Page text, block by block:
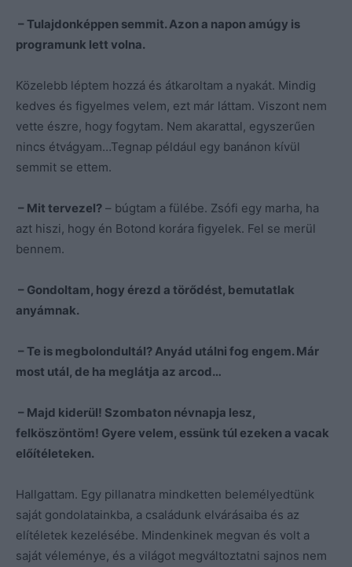
– Tulajdonképpen semmit. Azon a napon amúgy is
programunk lett volna.
Közelebb léptem hozzá és átkaroltam a nyakát. Mindig
kedves és figyelmes velem, ezt már láttam. Viszont nem
vette észre, hogy fogytam. Nem akarattal, egyszerűen
nincs étvágyam…Tegnap például egy banánon kívül
semmit se ettem.
– Mit tervezel? – búgtam a fülébe. Zsófi egy marha, ha
azt hiszi, hogy én Botond korára figyelek. Fel se merül
bennem.
– Gondoltam, hogy érezd a törődést, bemutatlak
anyámnak.
– Te is megbolondultál? Anyád utálni fog engem. Már
most utál, de ha meglátja az arcod…
– Majd kiderül! Szombaton névnapja lesz,
felköszöntöm! Gyere velem, essünk túl ezeken a vacak
előítéleteken.
Hallgattam. Egy pillanatra mindketten belemélyedtünk
saját gondolatainkba, a családunk elvárásaiba és az
elítéletek kezelésébe. Mindenkinek megvan és volt a
saját véleménye, és a világot megváltoztatni sajnos nem